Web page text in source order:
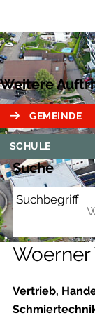
Weitere
GEMEINDE
SCHULE
Suche
Suchbegriff
Woerner
Vertrieb,